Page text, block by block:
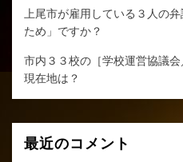
上尾市が雇用している３人の
ため」ですか？
市内３３校の［学校運営協議
現在地は？
最近のコメント